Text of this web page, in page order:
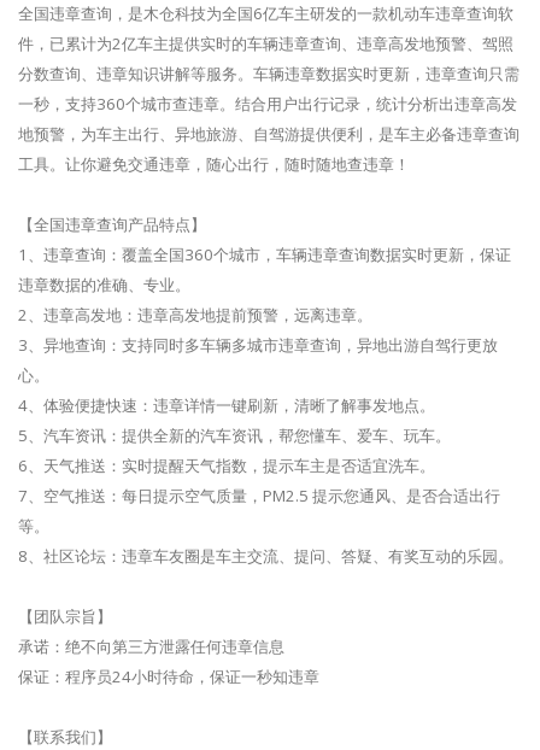
全国违章查询，是木仓科技为全国6亿车主研发的一款机动车违章查询软
件，已累计为2亿车主提供实时的车辆违章查询、违章高发地预警、驾照
分数查询、违章知识讲解等服务。车辆违章数据实时更新，违章查询只需
一秒，支持360个城市查违章。结合用户出行记录，统计分析出违章高发
地预警，为车主出行、异地旅游、自驾游提供便利，是车主必备违章查询
工具。让你避免交通违章，随心出行，随时随地查违章！
【全国违章查询产品特点】
1、违章查询：覆盖全国360个城市，车辆违章查询数据实时更新，保证
违章数据的准确、专业。
2、违章高发地：违章高发地提前预警，远离违章。
3、异地查询：支持同时多车辆多城市违章查询，异地出游自驾行更放
心。
4、体验便捷快速：违章详情一键刷新，清晰了解事发地点。
5、汽车资讯：提供全新的汽车资讯，帮您懂车、爱车、玩车。
6、天气推送：实时提醒天气指数，提示车主是否适宜洗车。
7、空气推送：每日提示空气质量，PM2.5 提示您通风、是否合适出行
等。
8、社区论坛：违章车友圈是车主交流、提问、答疑、有奖互动的乐园。
【团队宗旨】
承诺：绝不向第三方泄露任何违章信息
保证：程序员24小时待命，保证一秒知违章
【联系我们】